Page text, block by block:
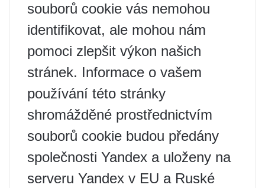
souborů cookie vás nemohou
identifikovat, ale mohou nám
pomoci zlepšit výkon našich
stránek. Informace o vašem
používání této stránky
shromážděné prostřednictvím
souborů cookie budou předány
společnosti Yandex a uloženy na
serveru Yandex v EU a Ruské